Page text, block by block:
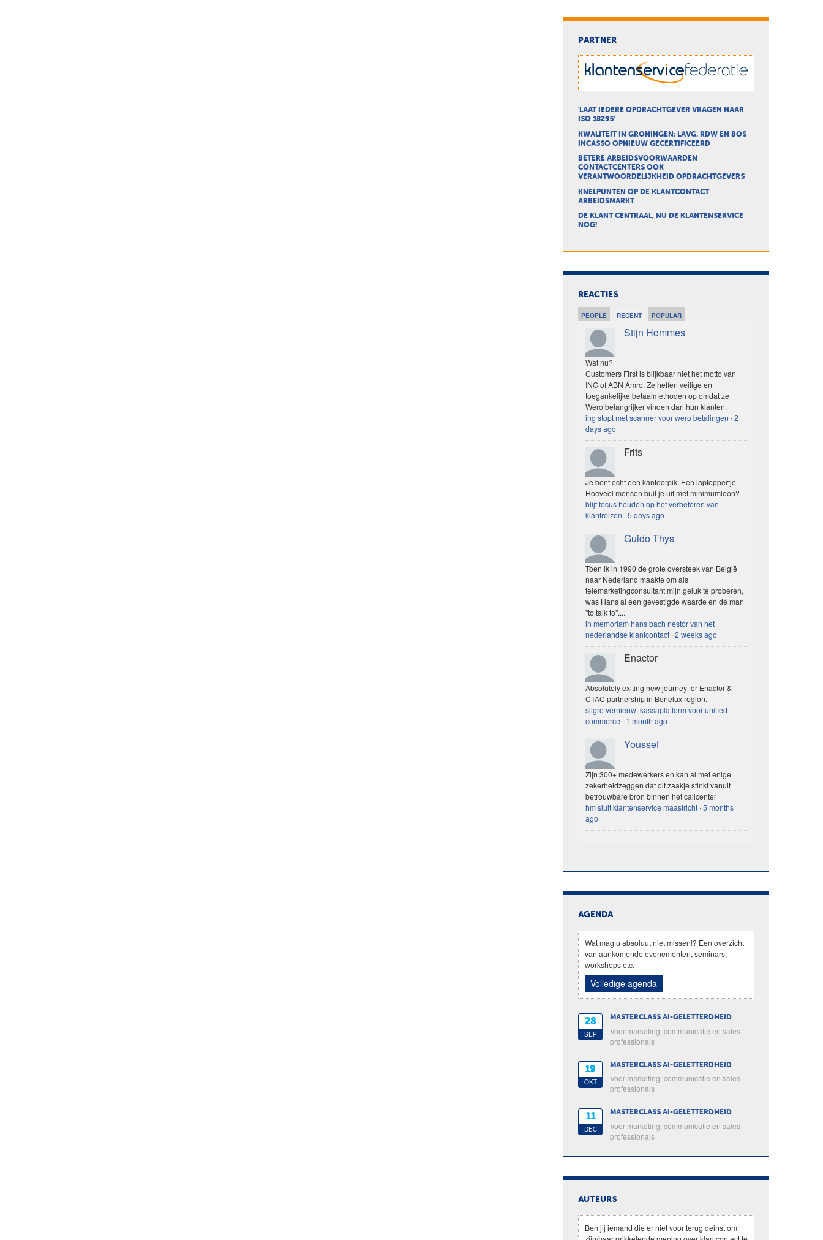
PARTNER
'LAAT IEDERE OPDRACHTGEVER VRAGEN NAAR
ISO 18295'
KWALITEIT IN GRONINGEN: LAVG, RDW EN BOS
INCASSO OPNIEUW GECERTIFICEERD
BETERE ARBEIDSVOORWAARDEN
CONTACTCENTERS OOK
VERANTWOORDELIJKHEID OPDRACHTGEVERS
KNELPUNTEN OP DE KLANTCONTACT
ARBEIDSMARKT
DE KLANT CENTRAAL, NU DE KLANTENSERVICE
NOG!
REACTIES
PEOPLE RECENT POPULAR
Stijn Hommes
Wat nu?
Customers First is blijkbaar niet het motto van
ING of ABN Amro. Ze heffen veilige en
toegankelijke betaalmethoden op omdat ze
Wero belangrijker vinden dan hun klanten.
ing stopt met scanner voor wero betalingen ·2
days ago
Frits
Je bent echt een kantoorpik. Een laptoppertje.
Hoeveel mensen buit je uit met minimumloon?
blijf focus houden op het verbeteren van
klantreizen ·5 days ago
Guido Thys
Toen ik in 1990 de grote oversteek van België
naar Nederland maakte om als
telemarketingconsultant mijn geluk te proberen,
was Hans al een gevestigde waarde en dé man
"to talk to"....
in memoriam hans bach nestor van het
nederlandse klantcontact ·2 weeks ago
Enactor
Absolutely exiting new journey for Enactor &
CTAC partnership in Benelux region.
sligro vernieuwt kassaplatform voor unified
commerce · 1 month ago
Youssef
Zijn 300+ medewerkers en kan al met enige
zekerheidzeggen dat dit zaakje stinkt vanuit
betrouwbare bron binnen het callcenter
hm sluit klantenservice maastricht ·5 months
ago
AGENDA
Wat mag u absoluut niet missen!? Een overzicht
van aankomende evenementen, seminars,
workshops etc.
Volledige agenda
28
SEP
MASTERCLASS AI-GELETTERDHEID
Voor marketing, communicatie en sales
professionals
19
OKT
MASTERCLASS AI-GELETTERDHEID
Voor marketing, communicatie en sales
professionals
11
DEC
MASTERCLASS AI-GELETTERDHEID
Voor marketing, communicatie en sales
professionals
AUTEURS
Ben jij iemand die er niet voor terug deinst om